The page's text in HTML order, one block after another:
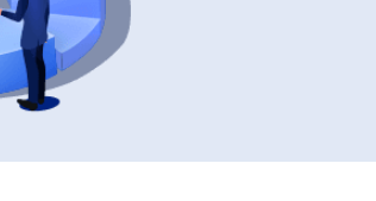
Editor
de videos intuitivo.
Downloader